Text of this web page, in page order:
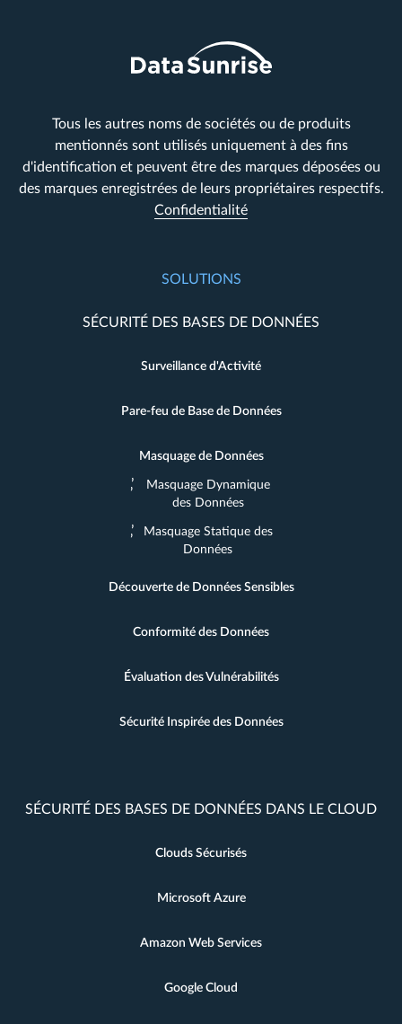
Tous les autres noms de sociétés ou de produits
mentionnés sont utilisés uniquement à des fins
d'identification et peuvent être des marques déposées ou
des marques enregistrées de leurs propriétaires respectifs.
Confidentialité
SOLUTIONS
SÉCURITÉ DES BASES DE DONNÉES
Surveillance d'Activité
Pare-feu de Base de Données
Masquage de Données
Masquage Dynamique
des Données
Masquage Statique des
Données
Découverte de Données Sensibles
Conformité des Données
Évaluation des Vulnérabilités
Sécurité Inspirée des Données
SÉCURITÉ DES BASES DE DONNÉES DANS LE CLOUD
Clouds Sécurisés
Microsoft Azure
Amazon Web Services
Google Cloud